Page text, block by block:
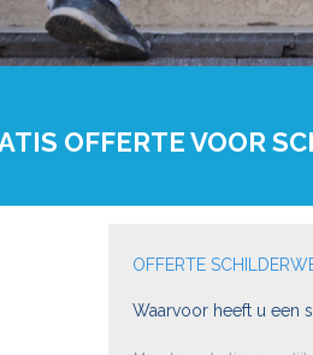
OFFERTE VOOR
OFFERTE
Waarvoor heeft u een